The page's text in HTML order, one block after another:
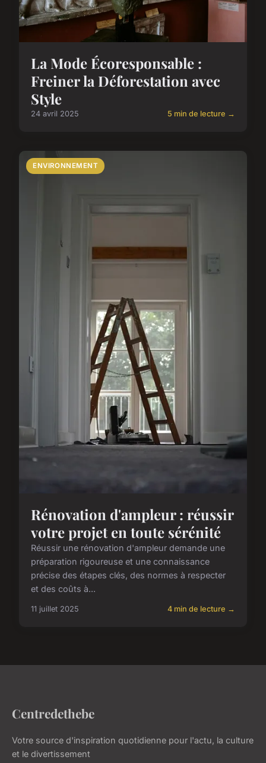
La Mode Écoresponsable :
Freiner la Déforestation avec
Style
24 avril 2025 5 min de lecture →
ENVIRONNEMENT
Rénovation d'ampleur : réussir
votre projet en toute sérénité
Réussir une rénovation d'ampleur demande une
préparation rigoureuse et une connaissance
précise des étapes clés, des normes à respecter
et des coûts à...
11 juillet 2025 4 min de lecture →
Centredethebe
Votre source d'inspiration quotidienne pour l'actu, la culture
et le divertissement